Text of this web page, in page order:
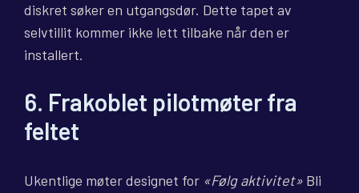
diskret søker en utgangsdør. Dette tapet av
selvtillit kommer ikke lett tilbake når den er
installert.
6. Frakoblet pilotmøter fra
feltet
Ukentlige møter designet for «Følg aktivitet» Bli